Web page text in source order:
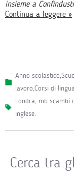
insieme a
Continua a leggere »
Anno scolastico,
lavoro,Corsi di
londra, mb scambi
inglese.
Cerca tra